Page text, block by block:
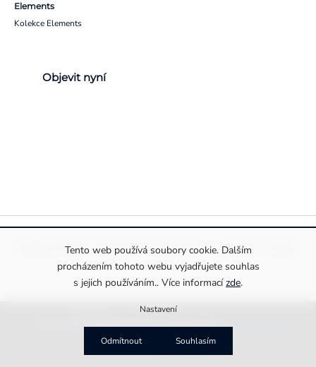
Tento web používá soubory cookie. Dalším
procházením tohoto webu vyjadřujete souhlas
s jejich používáním.. Více informacízde.
Nastavení
Odmítnout Souhlasím
Elements
Kolekce Elements
Objevit nyní
Pravidla ochrany a zpracování osobních údajůInformace o cookies
na platformě
Shoptet Premium